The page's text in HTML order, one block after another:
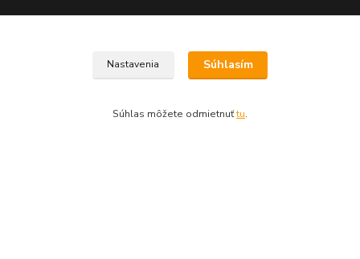
Nastavenia Súhlasím
Súhlas môžete odmietnuťtu.